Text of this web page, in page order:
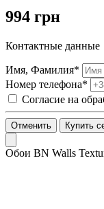
994 грн
Контактные данные
Имя, Фамилия*
Номер телефона*
Согласие на
Отменить Купить
Обои BN Walls